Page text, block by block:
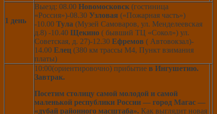
1 день
Выезд: 08.00 Новомосковск (гостиница
«Россия»)-08.30 Узловая («Пожарная часть»)
-10.00 Тула (Музей Самоваров, ул. Менделеевская
д.8) -10.40 Щекино ( бывший ТЦ «Сокол») ул.
Советская, д. 27)-12.30 Ефремов ( Автовокзал)-
14.00 Елец (380 км трассы М4, Пункт взимания
платы)
10:00(ориентировочно) прибытие в Ингушетию.
Завтрак.
Посетим столицу самой молодой и самой
маленькой республики России — город Магас —
«дубай районного масштаба». Как выглядит новая